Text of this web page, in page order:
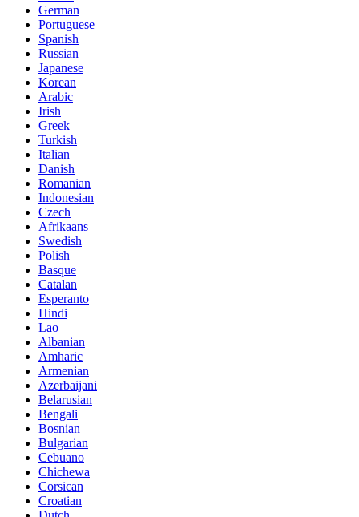
German
Portuguese
Spanish
Russian
Japanese
Korean
Arabic
Irish
Greek
Turkish
Italian
Danish
Romanian
Indonesian
Czech
Afrikaans
Swedish
Polish
Basque
Catalan
Esperanto
Hindi
Lao
Albanian
Amharic
Armenian
Azerbaijani
Belarusian
Bengali
Bosnian
Bulgarian
Cebuano
Chichewa
Corsican
Croatian